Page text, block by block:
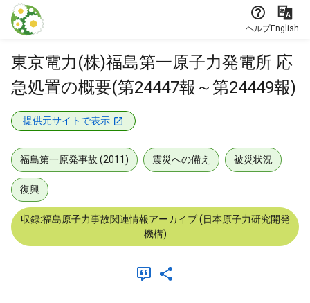
本文に飛ぶ
ヘルプEnglish
東京電力(株)福島第一原子力発電所 応
急処置の概要(第24447報～第24449報)
提供元サイトで表示
福島第一原発事故 (2011) 震災への備え 被災状況
復興
収録:福島原子力事故関連情報アーカイブ (日本原子力研究開発
機構)